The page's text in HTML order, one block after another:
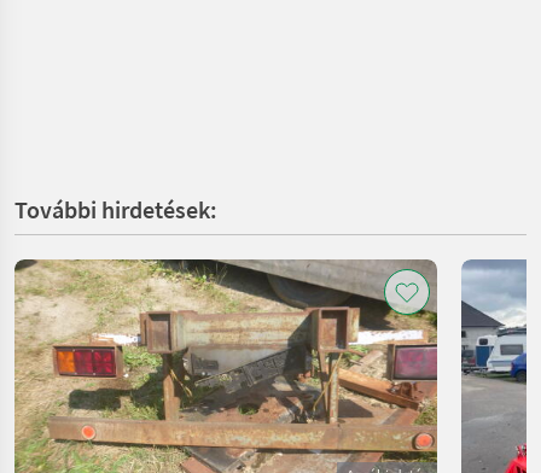
További hirdetések: